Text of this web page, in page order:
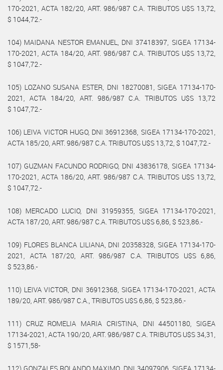
170-2021, ACTA 182/20, ART. 986/987 C.A. TRIBUTOS U$S 13,72,
$ 1044,72.-
104) MAIDANA NESTOR EMANUEL, DNI 37418397, SIGEA 17134-
170-2021, ACTA 184/20, ART. 986/987 C.A. TRIBUTOS U$S 13,72,
$ 1047,72.-
105) LOZANO SUSANA ESTER, DNI 18270081, SIGEA 17134-170-
2021, ACTA 184/20, ART. 986/987 C.A. TRIBUTOS U$S 13,72
$ 1047,72.-
106) LEIVA VICTOR HUGO, DNI 36912368, SIGEA 17134-170-2021,
ACTA 185/20, ART. 986/987 C.A. TRIBUTOS U$S 13,72, $ 1047,72.-
107) GUZMAN FACUNDO RODRIGO, DNI 43836178, SIGEA 17134-
170-2021, ACTA 186/20, ART. 986/987 C.A. TRIBUTOS U$S 13,72,
$ 1047,72.-
108) MERCADO LUCIO, DNI 31959355, SIGEA 17134-170-2021,
ACTA 187/20, ART. 986/987 C.A. TRIBUTOS U$S 6,86, $ 523,86.-
109) FLORES BLANCA LILIANA, DNI 20358328, SIGEA 17134-170-
2021, ACTA 187/20, ART. 986/987 C.A. TRIBUTOS U$S 6,86,
$ 523,86.-
110) LEIVA VICTOR, DNI 36912368, SIGEA 17134-170-2021, ACTA
189/20, ART. 986/987 C.A., TRIBUTOS U$S 6,86, $ 523,86.-
111) CRUZ ROMELIA MARIA CRISTINA, DNI 44501180, SIGEA
17134-2021, ACTA 190/20, ART. 986/987 C.A. TRIBUTOS U$S 34,31,
$ 1571,58-
112) GONZALES ROLANDO MAXIMO, DNI 34097906, SIGEA 17134-